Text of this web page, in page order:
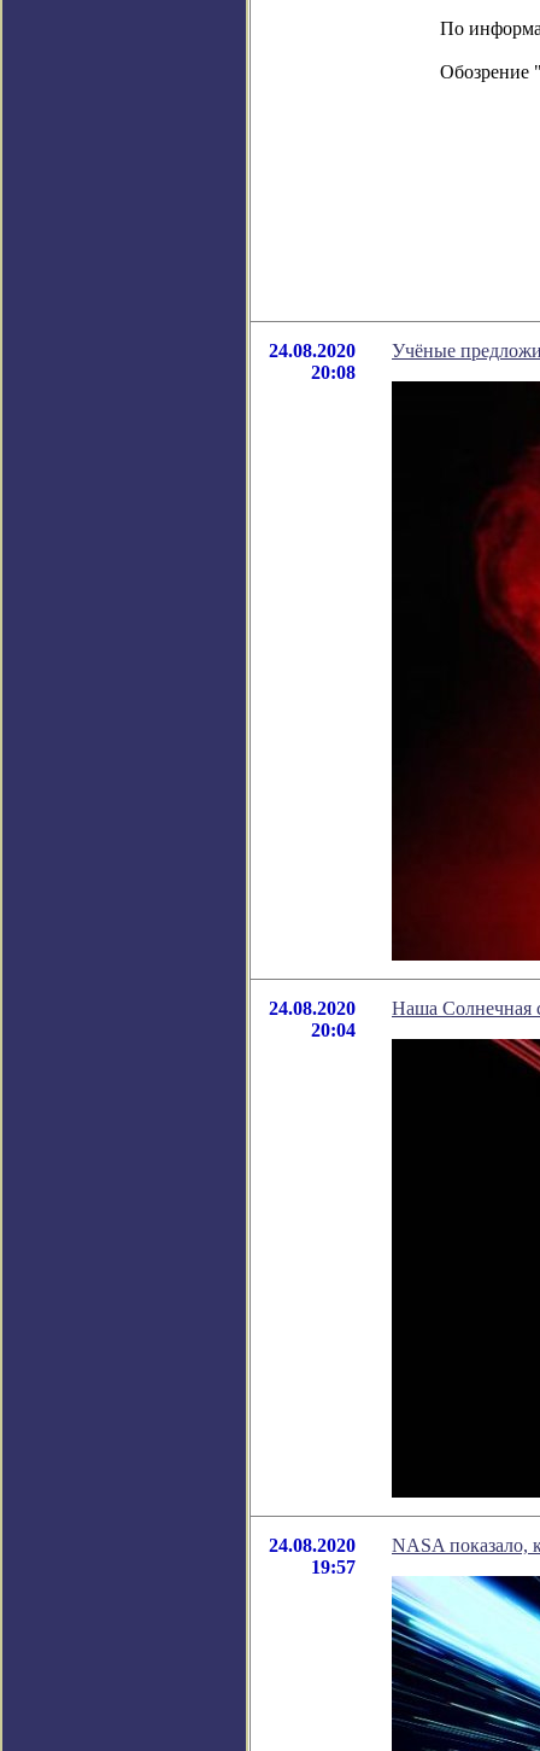
По
Обозрение
24.08.2020
20:08
Учёные
24.08.2020
20:04
Наша Солнечная
24.08.2020
19:57
NASA показало,